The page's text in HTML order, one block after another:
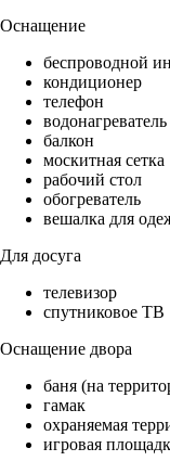
Оснащение
беспроводной
кондиционер
телефон
водонагреватель
балкон
москитная сетка
рабочий стол
обогреватель
вешалка для
Для досуга
телевизор
спутниковое ТВ
Оснащение двора
баня (на
гамак
охраняемая
игровая